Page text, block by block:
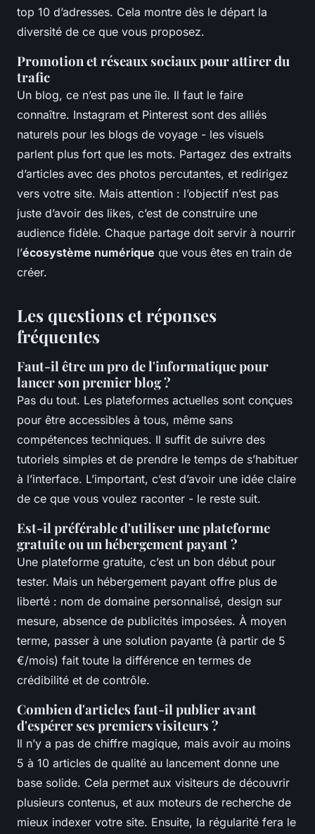
top 10 d’adresses. Cela montre dès le départ la
diversité de ce que vous proposez.
Promotion et réseaux sociaux pour attirer du
trafic
Un blog, ce n’est pas une île. Il faut le faire
connaître. Instagram et Pinterest sont des alliés
naturels pour les blogs de voyage - les visuels
parlent plus fort que les mots. Partagez des extraits
d’articles avec des photos percutantes, et redirigez
vers votre site. Mais attention : l’objectif n’est pas
juste d’avoir des likes, c’est de construire une
audience fidèle. Chaque partage doit servir à nourrir
l’écosystème numérique que vous êtes en train de
créer.
Les questions et réponses
fréquentes
Faut-il être un pro de l'informatique pour
lancer son premier blog ?
Pas du tout. Les plateformes actuelles sont conçues
pour être accessibles à tous, même sans
compétences techniques. Il suffit de suivre des
tutoriels simples et de prendre le temps de s’habituer
à l’interface. L’important, c’est d’avoir une idée claire
de ce que vous voulez raconter - le reste suit.
Est-il préférable d'utiliser une plateforme
gratuite ou un hébergement payant ?
Une plateforme gratuite, c’est un bon début pour
tester. Mais un hébergement payant offre plus de
liberté : nom de domaine personnalisé, design sur
mesure, absence de publicités imposées. À moyen
terme, passer à une solution payante (à partir de 5
€/mois) fait toute la différence en termes de
crédibilité et de contrôle.
Combien d'articles faut-il publier avant
d'espérer ses premiers visiteurs ?
Il n’y a pas de chiffre magique, mais avoir au moins
5 à 10 articles de qualité au lancement donne une
base solide. Cela permet aux visiteurs de découvrir
plusieurs contenus, et aux moteurs de recherche de
mieux indexer votre site. Ensuite, la régularité fera le